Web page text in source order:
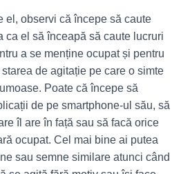
el, observi că începe să caute
ca el să înceapă să caute lucruri
a se menține ocupat și pentru
de agitație pe care o simte
Poate că începe să
de pe smartphone-ul său, să
îl are în față sau să facă orice
ocupat. Cel mai bine ai putea
sau semne similare atunci când